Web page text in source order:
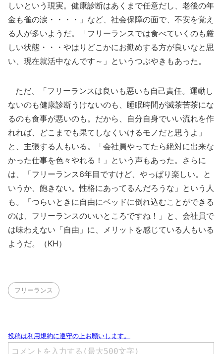
しいという現実。健康診断はあくまで任意だし、老後の年
金も雀の涙・・・・」など、社会保障の面で、不安を覚え
る人が多いようだ。「フリーランスでは食べていくのも厳
しい状態・・・やはりどこかにお勤めする方が良いなと思
い、現在就活中なんです～」というつぶやきもあった。
ただ、「フリーランスは良いも悪いも自己責任。運動し
ないのも健康診断うけないのも、睡眠時間が滅茶苦茶にな
るのも食事が悪いのも。だから、自分自身でいい流れを作
れれば、どこまでも果てしなくいけるモノだと思うよ」
と、主張する人もいる。「会社員やってたら絶対に出来な
かった仕事を色々やれる！」という声もあった。さらに
は、「フリーランス6年目ですけど、やっぱり楽しい。と
いうか、飽きない。性格にあってるんだろうな」という人
も。「つらいときに自由にベッドに倒れ込むことができる
のは、フリーランスのいいところですね！」と、会社員で
は味わえない「自由」に、メリットを感じている人もいる
ようだ。（KH）
フリーランス